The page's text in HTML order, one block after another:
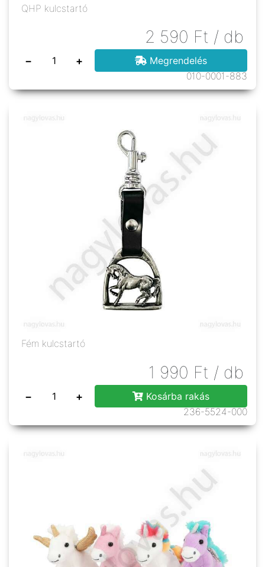
QHP kulcstartó
2 590 Ft / db
− +
Megrendelés
010-0001-883
Fém kulcstartó
1 990 Ft / db
− +
Kosárba rakás
236-5524-000